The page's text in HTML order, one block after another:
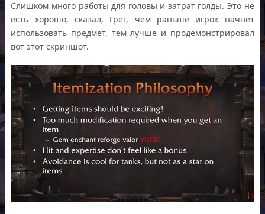
Слишком много работы для головы и затрат голды. Это не
есть хорошо, сказал, Грег, чем раньше игрок начнет
использовать предмет, тем лучше и продемонстрировал
вот этот скриншот.